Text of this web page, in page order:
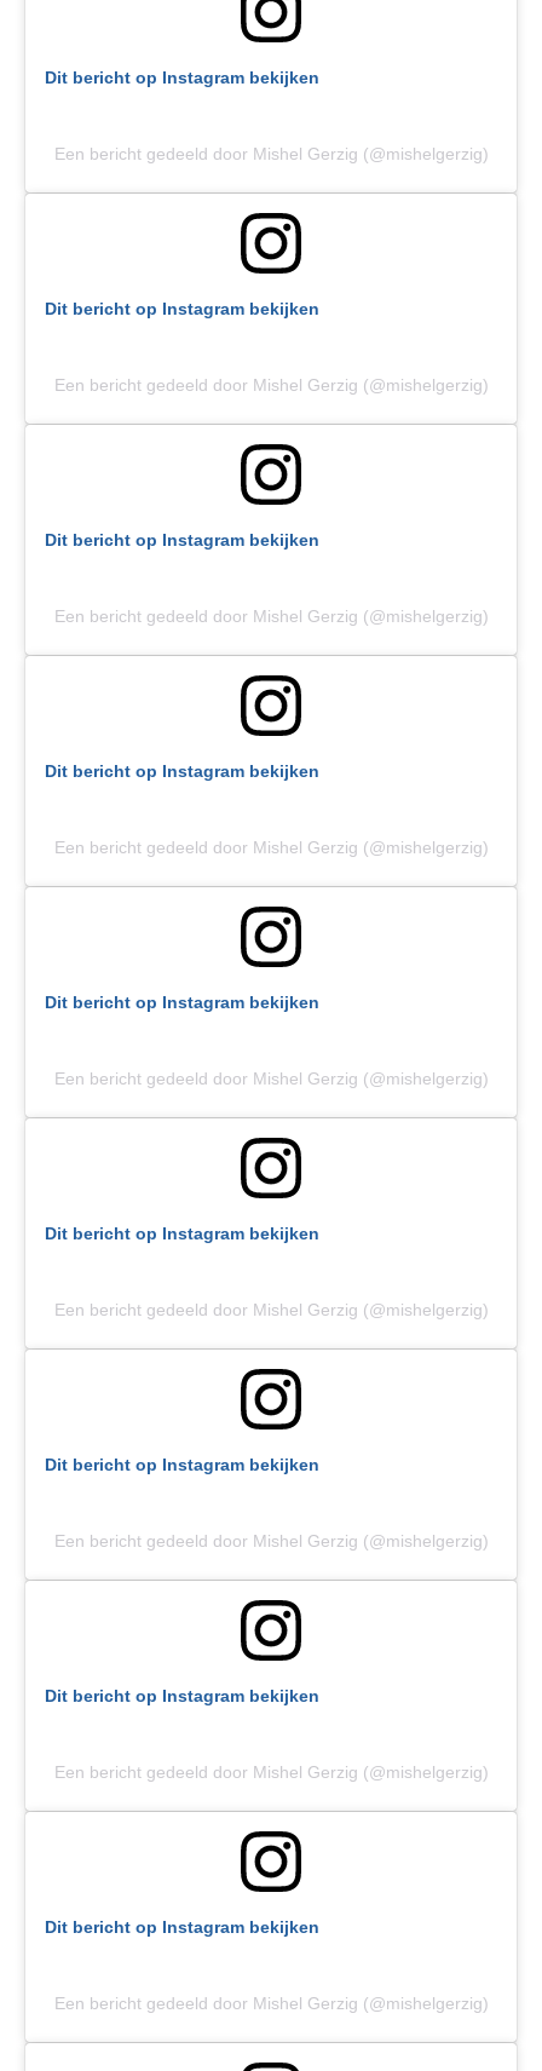
Dit bericht op Instagram bekijken
Een bericht gedeeld door Mishel Gerzig (@mishelgerzig)
Dit bericht op Instagram bekijken
Een bericht gedeeld door Mishel Gerzig (@mishelgerzig)
Dit bericht op Instagram bekijken
Een bericht gedeeld door Mishel Gerzig (@mishelgerzig)
Dit bericht op Instagram bekijken
Een bericht gedeeld door Mishel Gerzig (@mishelgerzig)
Dit bericht op Instagram bekijken
Een bericht gedeeld door Mishel Gerzig (@mishelgerzig)
Dit bericht op Instagram bekijken
Een bericht gedeeld door Mishel Gerzig (@mishelgerzig)
Dit bericht op Instagram bekijken
Een bericht gedeeld door Mishel Gerzig (@mishelgerzig)
Dit bericht op Instagram bekijken
Een bericht gedeeld door Mishel Gerzig (@mishelgerzig)
Dit bericht op Instagram bekijken
Een bericht gedeeld door Mishel Gerzig (@mishelgerzig)